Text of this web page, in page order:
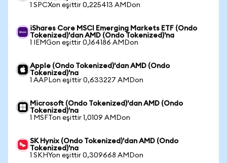
1 SPCXon eşittir 0,225413 AMDon
iShares Core MSCI Emerging Markets ETF (Ondo
Tokenized)'dan AMD (Ondo Tokenized)'na
1 IEMGon eşittir 0,164186 AMDon
Apple (Ondo Tokenized)'dan AMD (Ondo
Tokenized)'na
1 AAPLon eşittir 0,633227 AMDon
Microsoft (Ondo Tokenized)'dan AMD (Ondo
Tokenized)'na
1 MSFTon eşittir 1,0109 AMDon
SK Hynix (Ondo Tokenized)'dan AMD (Ondo
Tokenized)'na
1 SKHYon eşittir 0,309668 AMDon